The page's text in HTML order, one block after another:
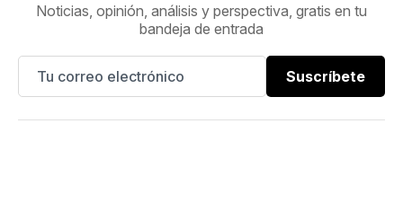
Noticias, opinión, análisis y perspectiva, gratis en tu
bandeja de entrada
Suscríbete